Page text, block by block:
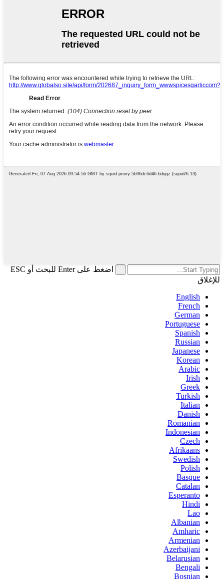
اضغط على Enter للبحث أو ESC
للإغلاق
English
French
German
Portuguese
Spanish
Russian
Japanese
Korean
Arabic
Irish
Greek
Turkish
Italian
Danish
Romanian
Indonesian
Czech
Afrikaans
Swedish
Polish
Basque
Catalan
Esperanto
Hindi
Lao
Albanian
Amharic
Armenian
Azerbaijani
Belarusian
Bengali
Bosnian